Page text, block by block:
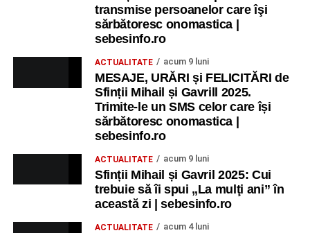
transmise persoanelor care îşi
sărbătoresc onomastica |
sebesinfo.ro
ACTUALITATE acum 9 luni
MESAJE, URĂRI și FELICITĂRI de
Sfinții Mihail și Gavrill 2025.
Trimite-le un SMS celor care își
sărbătoresc onomastica |
sebesinfo.ro
ACTUALITATE acum 9 luni
Sfinții Mihail și Gavril 2025: Cui
trebuie să îi spui „La mulţi ani” în
această zi | sebesinfo.ro
ACTUALITATE acum 4 luni